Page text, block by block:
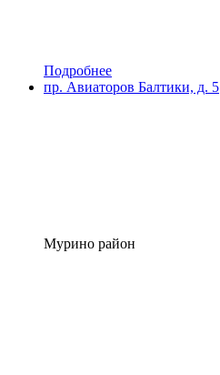
Подробнее
пр. Авиаторов Балтики, д. 5
Мурино район